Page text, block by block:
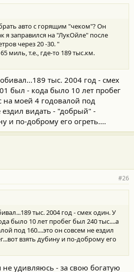
авто с горящим "чеком"? Он
я заправился на "ЛукОйле" после
через 20 -30. "
миль, т.е., где-то 189 тыс.км.
тыс. 2004 год - смех
был - кода было 10 лет пробег
на моей 4 годовалой под
ездил видать - "добрый" -
и по-доброму его огреть....
#26
тыс. 2004 год - смех один. У
было 10 лет пробег был 240 тыс....а
под 160....это он совсем не ездил
взять дубину и по-доброму его
не удивляюсь - за свою богатую